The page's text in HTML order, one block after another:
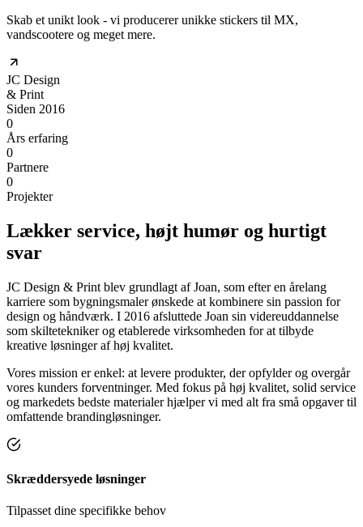
Skab et unikt look - vi producerer unikke stickers til MX,
vandscootere og meget mere.
JC Design
& Print
Siden 2016
0
Års erfaring
0
Partnere
0
Projekter
Lækker service, højt humør og hurtigt
svar
JC Design & Print blev grundlagt af Joan, som efter en årelang
karriere som bygningsmaler ønskede at kombinere sin passion for
design og håndværk. I 2016 afsluttede Joan sin videreuddannelse
som skiltetekniker og etablerede virksomheden for at tilbyde
kreative løsninger af høj kvalitet.
Vores mission er enkel: at levere produkter, der opfylder og overgår
vores kunders forventninger. Med fokus på høj kvalitet, solid service
og markedets bedste materialer hjælper vi med alt fra små opgaver til
omfattende brandingløsninger.
Skræddersyede løsninger
Tilpasset dine specifikke behov